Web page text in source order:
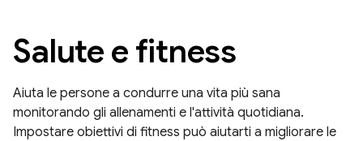
Salute e fitness
Aiuta le persone a condurre una vita più sana
monitorando gli allenamenti e l'attività quotidiana.
Impostare obiettivi di fitness può aiutarti a migliorare le